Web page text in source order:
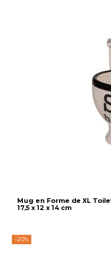
Mug en Forme de XL
17,5 x 12 x 14 cm
-20%